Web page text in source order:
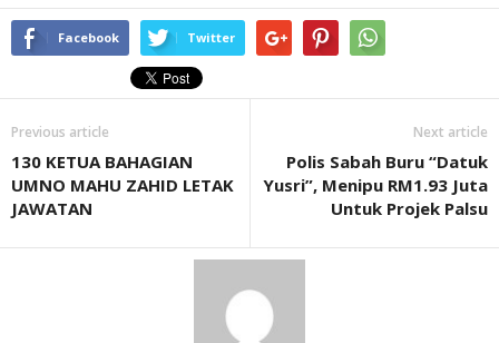
Facebook Twitter
Previous article
130 KETUA BAHAGIAN
UMNO MAHU ZAHID LETAK
JAWATAN
Next article
Polis Sabah Buru “Datuk
Yusri”, Menipu RM1.93 Juta
Untuk Projek Palsu